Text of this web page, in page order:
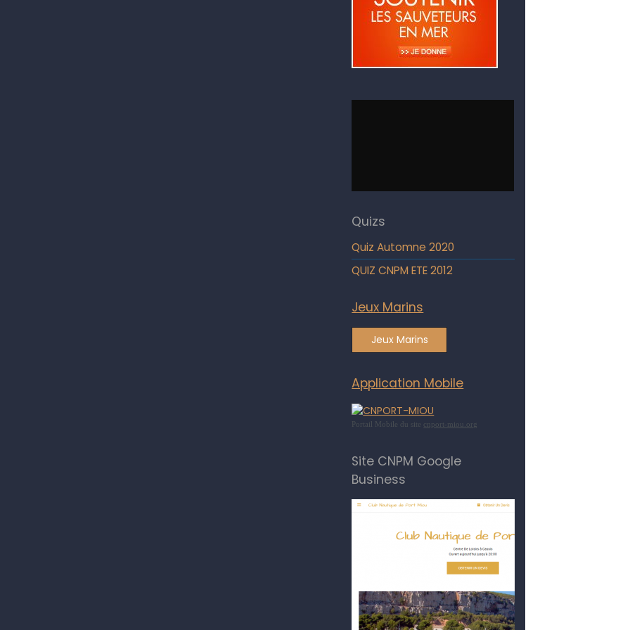
Quizs
Quiz Automne 2020
QUIZ CNPM ETE 2012
Jeux Marins
Jeux Marins
Application Mobile
Portail Mobile du site cnport-miou.org
Site CNPM Google
Business